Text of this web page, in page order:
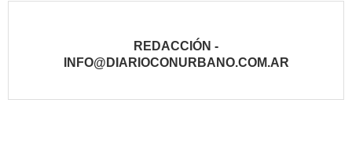
REDACCIÓN -
INFO@DIARIOCONURBANO.COM.AR